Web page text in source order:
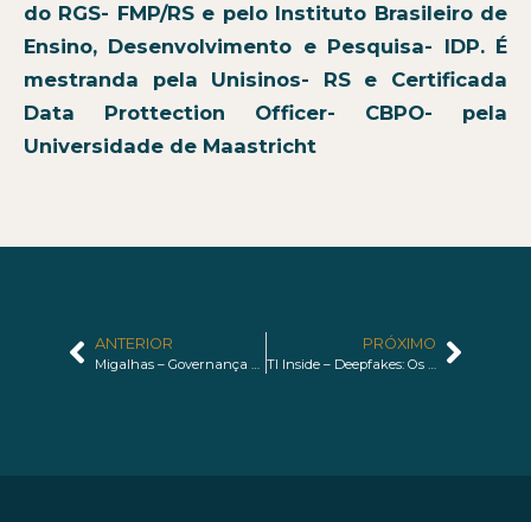
do RGS- FMP/RS e pelo Instituto Brasileiro de
Ensino, Desenvolvimento e Pesquisa- IDP. É
mestranda pela Unisinos- RS e Certificada
Data Prottection Officer- CBPO- pela
Universidade de Maastricht
ANTERIOR PRÓXIMO